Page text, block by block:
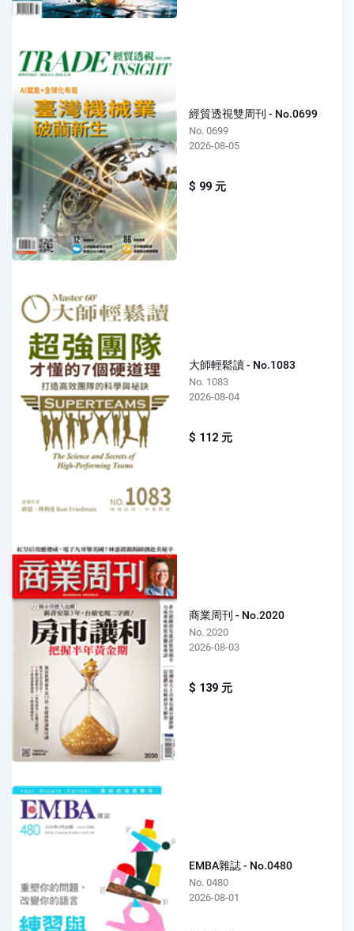
經貿透視雙周刊 - No.0699
No. 0699
2026-08-05
$ 99 元
大師輕鬆讀 - No.1083
No. 1083
2026-08-04
$ 112 元
商業周刊 - No.2020
No. 2020
2026-08-03
$ 139 元
EMBA雜誌 - No.0480
No. 0480
2026-08-01